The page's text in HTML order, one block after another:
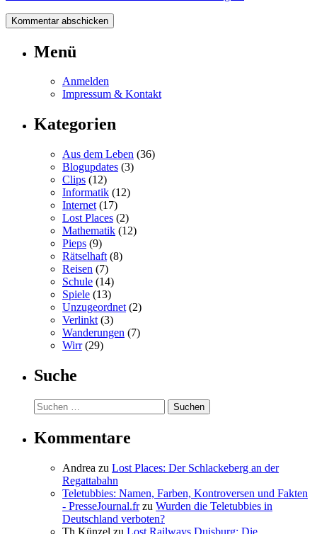
Menü
Anmelden
Impressum & Kontakt
Kategorien
Aus dem Leben (36)
Blogupdates (3)
Clips (12)
Informatik (12)
Internet (17)
Lost Places (2)
Mathematik (12)
Pieps (9)
Rätselhaft (8)
Reisen (7)
Schule (14)
Spiele (13)
Unzugeordnet (2)
Verlinkt (3)
Wanderungen (7)
Wirr(29)
Suche
Suchen
nach:
Kommentare
Andrea zu Lost Places: Der Schlackeberg an der
Regattabahn
Teletubbies: Namen, Farben, Kontroversen und Fakten
- PresseJournal.frzu Wurden die Teletubbies in
Deutschland verboten?
Th.Künzel zu Lost Railways Duisburg: Die